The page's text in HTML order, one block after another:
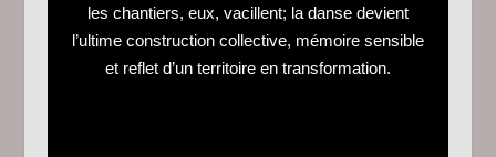
les chantiers, eux, vacillent; la danse devient
l’ultime construction collective, mémoire sensible
et reflet d’un territoire en transformation.